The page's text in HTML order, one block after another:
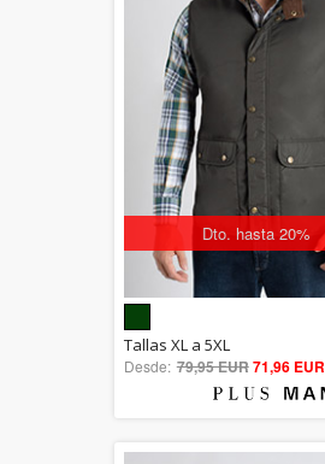
Dto. hasta 20%
5.00
out of 5
Tallas XL a 5XL
Desde: 79,95 EUR71,96 EUR